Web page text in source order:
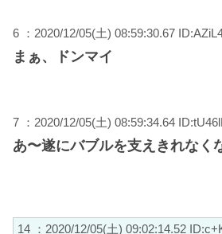
6 ：2020/12/05(土) 08:59:30.67
まぁ、ドンマイ
7 ：2020/12/05(土) 08:59:34.64
あ〜遂にバブルを支えきれなく
14 ：2020/12/05(土) 09:02:14.52